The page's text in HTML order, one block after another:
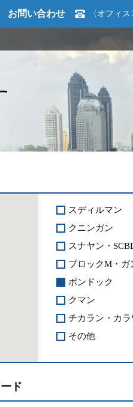
お問い合わせ 〈オフィス
スディルマン
クニンガン
スナヤン・
ブロックM・ガ
ポンドック
クマン
チカラン・カ
その他
ド